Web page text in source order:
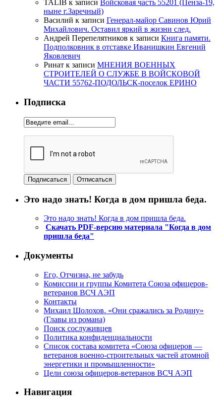
TALIB к записи Войсковая часть 55201 (Пенза-19,
ныне г.Заречный)
Василий к записи Генерал-майор Савинов Юрий
Михайлович. Оставил яркий в жизни след.
Андрей Перепелятников к записи Книга памяти.
Подполковник в отставке Иванишкин Евгений
Яковлевич
Ринат к записи МНЕНИЯ ВОЕННЫХ
СТРОИТЕЛЕЙ О СЛУЖБЕ В ВОЙСКОВОЙ
ЧАСТИ 55762-ПОДОЛЬСК-поселок ЕРИНО
Подписка
Это надо знать! Когда в дом пришла беда.
Это надо знать! Когда в дом пришла беда.
Скачать PDF-версию материала "Когда в дом
пришла беда"
Документы
Его, Отчизна, не забудь
Комиссии и группы Комитета Союза офицеров-
ветеранов ВСЧ АЭП
Контакты
Михаил Шолохов. «Они сражались за Родину»
(Главы из романа)
Поиск сослуживцев
Политика конфиденциальности
Список состава комитета «Союза офицеров —
ветеранов военно-строительных частей атомной
энергетики и промышленности»
Цели союза офицеров-ветеранов ВСЧ АЭП
Навигация